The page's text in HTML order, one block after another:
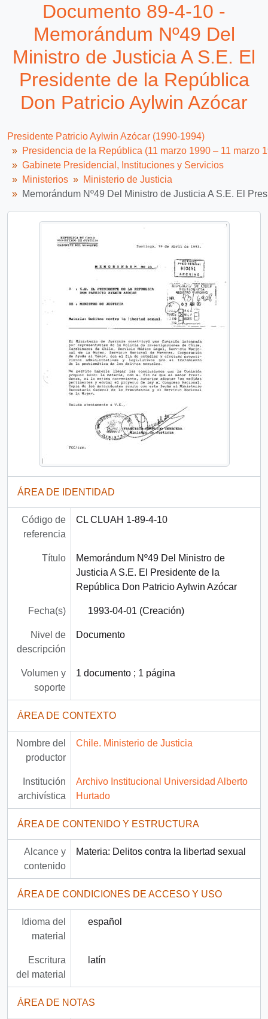
19 más...
Documento 89-4-10 -
Memorándum Nº49 Del
Ministro de Justicia A S.E. El
Presidente de la República
Don Patricio Aylwin Azócar
Presidente Patricio Aylwin Azócar (1990-1994)
Presidencia de la República (11 marzo 1990 – 11 marzo
Gabinete Presidencial, Instituciones y Servicios
Ministerios
Ministerio de Justicia
Memorándum Nº49 Del Ministro de Justicia A S.E. El
ÁREA DE IDENTIDAD
Código de
referencia
CL CLUAH 1-89-4-10
Título
Memorándum Nº49 Del Ministro de
Justicia A S.E. El Presidente de la
República Don Patricio Aylwin Azócar
Fecha(s) 1993-04-01 (Creación)
Nivel de
descripción
Documento
Volumen y
soporte
1 documento ; 1 página
ÁREA DE CONTEXTO
Nombre del
productor
Chile. Ministerio de Justicia
Institución
archivística
Archivo Institucional Universidad Alberto
Hurtado
ÁREA DE CONTENIDO Y ESTRUCTURA
Alcance y
contenido
Materia: Delitos contra la libertad sexual
ÁREA DE CONDICIONES DE ACCESO Y USO
Idioma del
material
español
Escritura
del material
latín
ÁREA DE NOTAS